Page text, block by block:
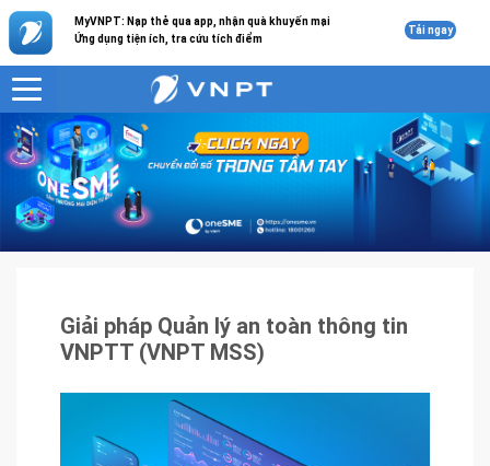
MyVNPT: Nạp thẻ qua app, nhận quà khuyến mại
Ứng dụng tiện ích, tra cứu tích điểm
Tải ngay
VNPT
Sản phẩm - Dịch vụ
Giải pháp Quản lý an toàn thông tin VNPTT (VNPT MSS)
Giải pháp Quản lý an toàn thông tin
VNPTT (VNPT MSS)